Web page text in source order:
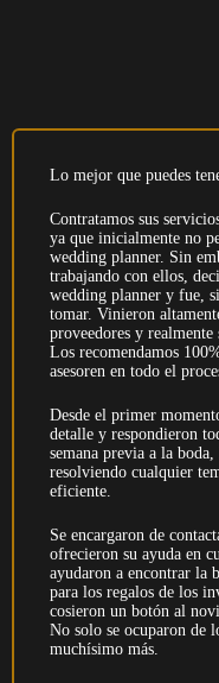
Lo mejor que puedes
Contratamos sus
ya que inicialmente no
wedding planner. Sin
trabajando con ellos,
wedding planner y fue,
tomar. Vinieron
proveedores y realmente
Los recomendamos
asesoren en todo el
Desde el primer
detalle y respondieron
semana previa a la
resolviendo cualquier
eficiente.
Se encargaron de
ofrecieron su ayuda en
ayudaron a encontrar la
para los regalos de los
cosieron un botón al
No solo se ocuparon de
muchísimo más.